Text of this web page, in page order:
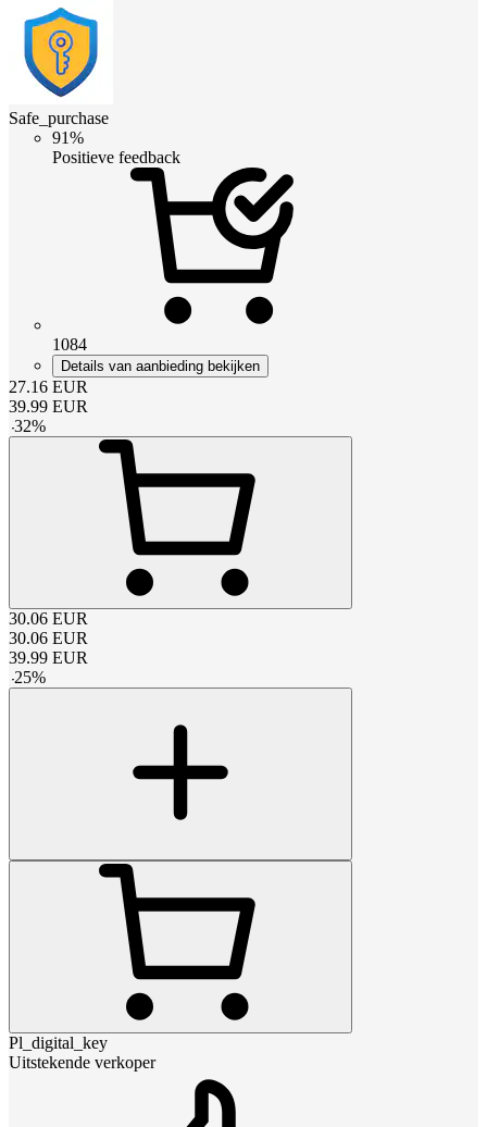
Safe_purchase
91%
Positieve feedback
1084
Details van aanbieding bekijken
27.16 EUR
39.99 EUR
-32%
30.06 EUR
30.06 EUR
39.99 EUR
-25%
Pl_digital_key
Uitstekende verkoper